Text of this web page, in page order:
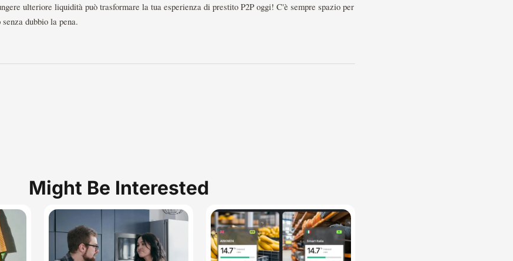
ulteriore liquidità può trasformare la tua esperienza di prestito P2P oggi! C'è sempre spazio per
dubbio la pena.
Might Be Interested